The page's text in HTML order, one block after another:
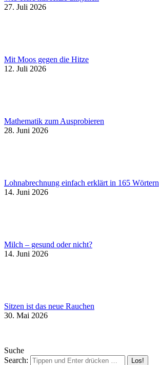
27. Juli 2026
Mit Moos gegen die Hitze
12. Juli 2026
Mathematik zum Ausprobieren
28. Juni 2026
Lohnabrechnung einfach erklärt in 165 Wörtern
14. Juni 2026
Milch – gesund oder nicht?
14. Juni 2026
Sitzen ist das neue Rauchen
30. Mai 2026
Suche
Search: